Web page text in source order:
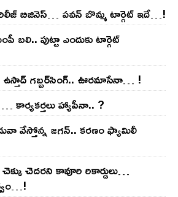
రిలీజ్ బిజినెస్‌… ప‌వ‌న్ బొమ్మ టార్గెట్ ఇదే…!
బలి.. పుట్టా ఎందుకు టార్గెట్
గ‌బ్బ‌ర్‌సింగ్‌.. ఊర‌మాసేనా… !
కార్యకర్తలు హ్యాపీనా.. ?
వేస్తోన్న జ‌గ‌న్‌.. క‌ర‌ణం ఫ్యామిలీ
చెద‌ర‌ని కావూరి రికార్డులు…